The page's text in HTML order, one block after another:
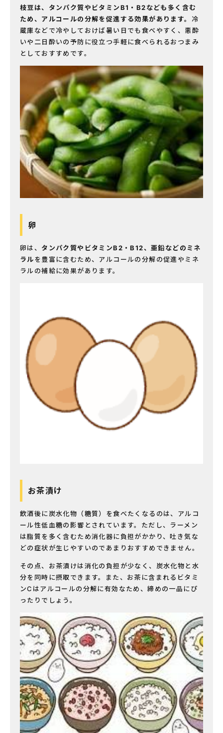
枝豆は、タンパク質やビタミンB1 ・B2なども多く含む
ため、アルコールの分解を促進する効果があります。 冷
蔵庫などで冷やしておけば暑い日でも食べやすく、悪酔
いや二日酔いの予防に役立つ手軽に食べられるおつまみ
としておすすめです。
卵
卵は、 タンパク質やビタミンB2 ・B12、亜鉛などのミネ
ラルを豊富に含むため、アルコールの分解の促進やミネ
ラルの補給に効果があります。
お茶漬け
飲酒後に炭水化物（糖質）を食べたくなるのは、アルコ
ール性低血糖の影響とされています。ただし、ラーメン
は脂質を多く含むため消化器に負担がかかり、吐き気な
どの症状が生じやすいのであまりおすすめできません。
その点、お茶漬けは消化の負担が少なく、炭水化物と水
分を同時に摂取できます。また、お茶に含まれるビタミ
ンCはアルコールの分解に有効なため、締めの一品にぴ
ったりでしょう。